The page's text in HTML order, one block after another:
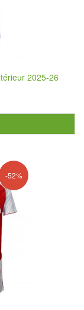
2025-26
-52%